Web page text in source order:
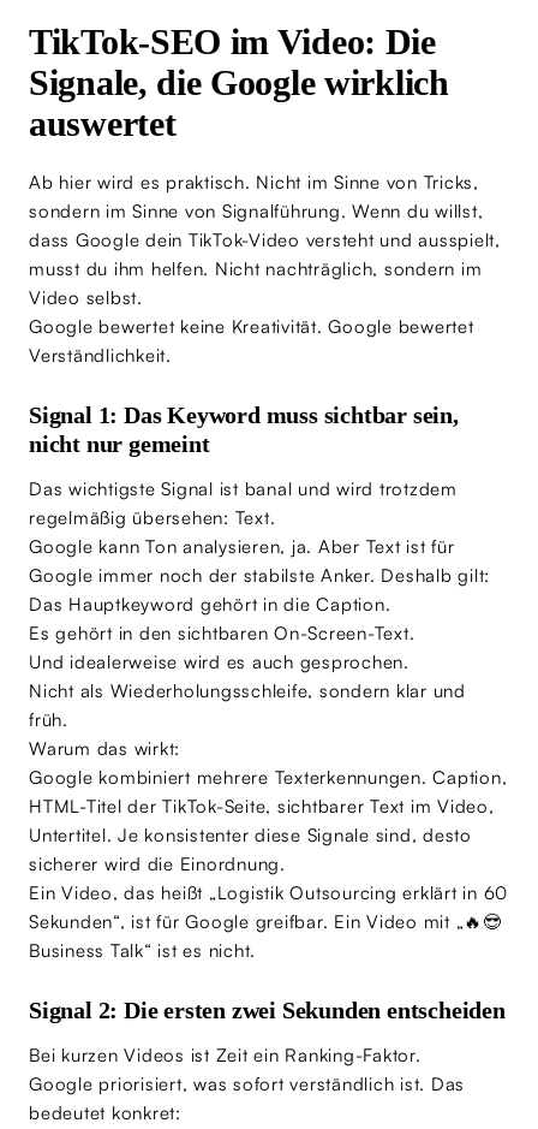
TikTok-SEO im Video: Die
Signale, die Google wirklich
auswertet
Ab hier wird es praktisch. Nicht im Sinne von Tricks,
sondern im Sinne von Signalführung. Wenn du willst,
dass Google dein TikTok-Video versteht und ausspielt,
musst du ihm helfen. Nicht nachträglich, sondern im
Video selbst.
Google bewertet keine Kreativität. Google bewertet
Verständlichkeit.
Signal 1: Das Keyword muss sichtbar sein,
nicht nur gemeint
Das wichtigste Signal ist banal und wird trotzdem
regelmäßig übersehen: Text.
Google kann Ton analysieren, ja. Aber Text ist für
Google immer noch der stabilste Anker. Deshalb gilt:
Das Hauptkeyword gehört in die Caption.
Es gehört in den sichtbaren On-Screen-Text.
Und idealerweise wird es auch gesprochen.
Nicht als Wiederholungsschleife, sondern klar und
früh.
Warum das wirkt:
Google kombiniert mehrere Texterkennungen. Caption,
HTML-Titel der TikTok-Seite, sichtbarer Text im Video,
Untertitel. Je konsistenter diese Signale sind, desto
sicherer wird die Einordnung.
Ein Video, das heißt „Logistik Outsourcing erklärt in 60
Sekunden“, ist für Google greifbar. Ein Video mit „🔥😎
Business Talk“ ist es nicht.
Signal 2: Die ersten zwei Sekunden entscheiden
Bei kurzen Videos ist Zeit ein Ranking-Faktor.
Google priorisiert, was sofort verständlich ist. Das
bedeutet konkret: